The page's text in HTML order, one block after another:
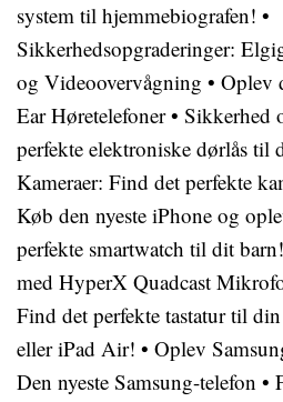
system til hjemmebiografen! •
Sikkerhedsopgraderinger:
og Videoovervågning • Oplev
Ear Høretelefoner• Sikkerhed
perfekte elektroniske dørlås til
Kameraer: Find det perfekte
Køb den nyeste iPhone og
perfekte smartwatch til dit barn!
med HyperX Quadcast
Find det perfekte tastatur til
eller iPad Air! • Oplev
Den nyeste Samsung-telefon •